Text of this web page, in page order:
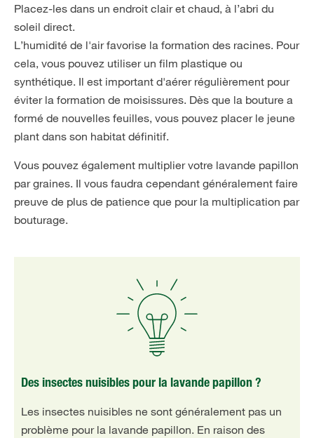
Placez-les dans un endroit clair et chaud, à l’abri du
soleil direct.
L’humidité de l'air favorise la formation des racines. Pour
cela, vous pouvez utiliser un film plastique ou
synthétique. Il est important d'aérer régulièrement pour
éviter la formation de moisissures. Dès que la bouture a
formé de nouvelles feuilles, vous pouvez placer le jeune
plant dans son habitat définitif.
Vous pouvez également multiplier votre lavande papillon
par graines. Il vous faudra cependant généralement faire
preuve de plus de patience que pour la multiplication par
bouturage.
Des insectes nuisibles pour la lavande papillon ?
Les insectes nuisibles ne sont généralement pas un
problème pour la lavande papillon. En raison des